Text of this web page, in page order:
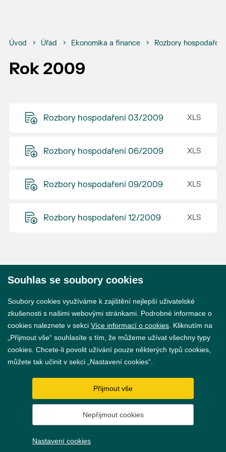
Úvod Úřad Ekonomika a finance Rozbory hospodaření
Rok 2009
Rozbory hospodaření 03/2009
Rozbory hospodaření 06/2009
Rozbory hospodaření 09/2009
Rozbory hospodaření 12/2009
GDPR
Nastavení cookies
Souhlas se soubory cookies
Soubory cookies využíváme k zajištění nejlepší uživatelské
zkušenosti s našimi webovými stránkami. Podrobné informace o
cookies naleznete v sekci Více informací o cookies . Kliknutím na
„Přijmout vše“ souhlasíte s tím, že můžeme užívat všechny typy
cookies. Chcete-li povolit užívání pouze některých typů cookies,
můžete tak učinit v sekci „Nastavení cookies“.
Přijmout vše
Nepřijmout cookies
Nastavení cookies